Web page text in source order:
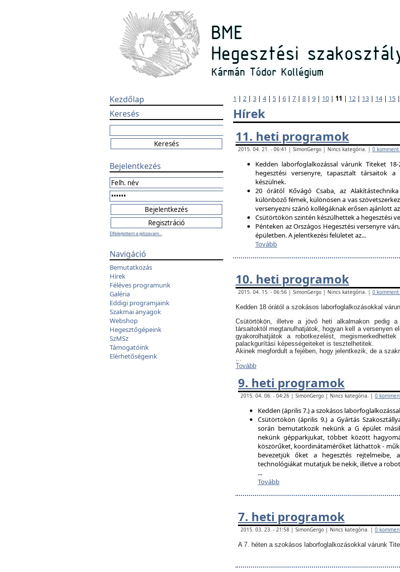
Kezdőlap
Keresés
Bejelentkezés
Elfelejtettem a jelszavam...
Navigáció
Bemutatkozás
Hírek
Féléves programunk
Galéria
Eddigi programjaink
Szakmai anyagok
Webshop
Hegesztőgépeink
SzMSz
Támogatóink
Elérhetőségeink
1 | 2 | 3 | 4| 5 | 6 | 7 | 8 | 9 | 10 | 11 | 12 | 13 | 14| 15 |
Hírek
11. heti programok
2015. 04. 21. - 06:41 | SimonGergo | Nincs kategória. | 0
Kedden laborfoglalkozással várunk Titeket
hegesztési versenyre, tapasztalt társaitok
készülnek.
20 órától Kővágó Csaba, az
különböző fémek, különösen a vas
versenyezni szánó kollégáknak erősen ajánlott
Csütörtökön szintén készülhettek a hegesztési
Pénteken az Országos Hegesztési versenyre
épületben. A jelentkezési felületet az...
Tovább
10. heti programok
2015. 04. 15. - 06:56 | SimonGergo | Nincs kategória. | 0
Kedden 18 órától a szokásos laborfoglalkozásokkal
Csütörtökön, illetve a jövő heti alkalmakon pedig a
társaitoktól megtanulhatjátok, hogyan kell a versenyen
gyakorolhatjátok a robotkezelést,
palackgurítási képességeiteket is tesztelhetitek.
Akinek megfordult a fejében, hogy jelentkezik, de a
...
Tovább
9. heti programok
2015. 04. 06. - 04:26 | SimonGergo | Nincs kategória. | 0
Kedden (április 7.) a szokásos
Csütörtökön (április 9.) a Gyártás
során bemutatkozik nekünk a G épület
nekünk gépparkjukat, többet között
köszörűket, koordinátamérőket láthattok -
bevezetjük őket a hegesztés rejtelmeibe,
technológiákat mutatjuk be nekik, illetve a
...
Tovább
7. heti programok
2015. 03. 23. - 21:58 | SimonGergo | Nincs kategória. | 0
A 7. héten a szokásos laborfoglalkozásokkal várunk